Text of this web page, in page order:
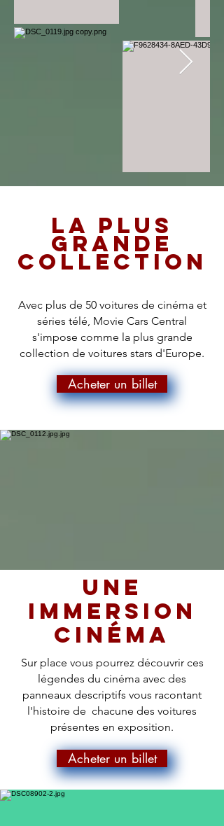
La plus
grande
collection
Avec plus de 50 voitures de cinéma et
séries télé, Movie Cars Central
s'impose comme la plus grande
collection de voitures stars d'Europe.
Acheter un billet
Une
immersion
cinéma
Sur place vous pourrez découvrir ces
légendes du cinéma avec des
panneaux descriptifs vous racontant
l'histoire de chacune des voitures
présentes en exposition.
Acheter un billet